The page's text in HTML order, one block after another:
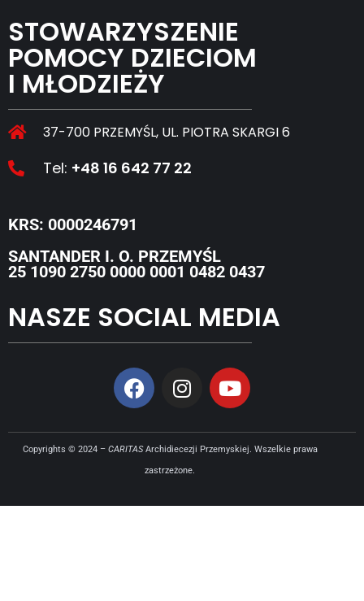
STOWARZYSZENIE
POMOCY DZIECIOM
I MŁODZIEŻY
37-700 PRZEMYŚL, UL. PIOTRA SKARGI 6
Tel: +48 16 642 77 22
KRS: 0000246791
SANTANDER I. O. PRZEMYŚL
25 1090 2750 0000 0001 0482 0437
NASZE SOCIAL MEDIA
Copyrights © 2024 – CARITASArchidiecezji Przemyskiej. Wszelkie prawa
zastrzeżone.